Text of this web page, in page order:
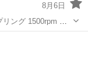
8月6日
ング 1500rpm 長
干のサビ？があり
3Nでよろしくお